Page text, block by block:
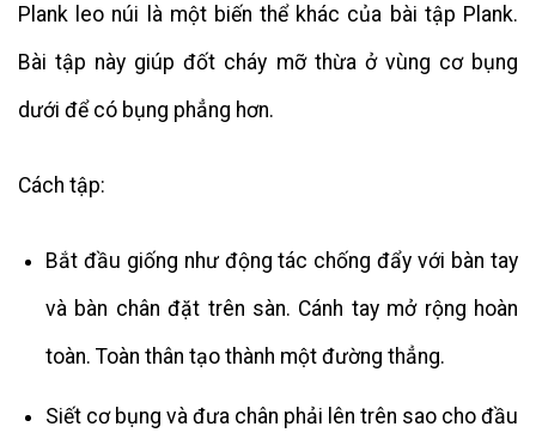
Plank leo núi là một biến thể khác của bài tập Plank.
Bài tập này giúp đốt cháy mỡ thừa ở vùng cơ bụng
dưới để có bụng phẳng hơn.
Cách tập:
Bắt đầu giống như động tác chống đẩy với bàn tay
và bàn chân đặt trên sàn. Cánh tay mở rộng hoàn
toàn. Toàn thân tạo thành một đường thẳng.
Siết cơ bụng và đưa chân phải lên trên sao cho đầu